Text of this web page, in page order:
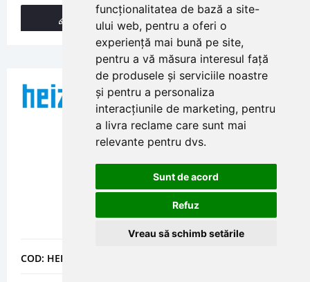
funcționalitatea de bază a site-
ului web, pentru a oferi o
experiență mai bună pe site,
pentru a vă măsura interesul față
de produsele și serviciile noastre
și pentru a personaliza
interacțiunile de marketing, pentru
a livra reclame care sunt mai
relevante pentru dvs.
Sunt de acord
Refuz
Vreau să schimb setările
DETALII
COD: HEITGFN4